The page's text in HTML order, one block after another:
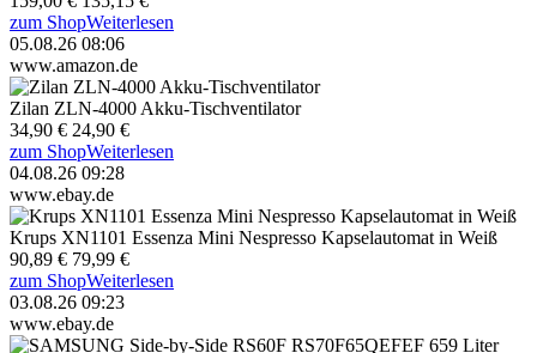
zum ShopWeiterlesen
05.08.26 08:06
www.amazon.de
Zilan ZLN-4000 Akku-Tischventilator
34,90 € 24,90 €
zum ShopWeiterlesen
04.08.26 09:28
www.ebay.de
Krups XN1101 Essenza Mini Nespresso Kapselautomat in Weiß
90,89 € 79,99 €
zum ShopWeiterlesen
03.08.26 09:23
www.ebay.de